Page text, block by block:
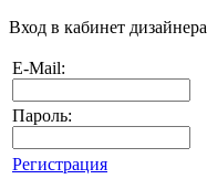
Вход в кабинет дизайнера
E-Mail:
Пароль:
Регистрация